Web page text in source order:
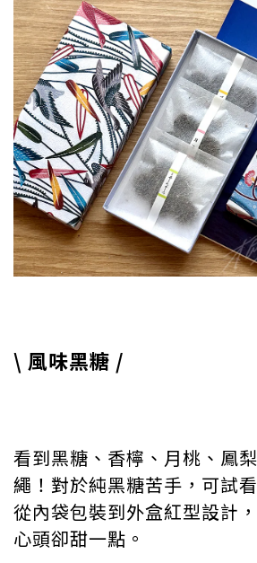
\ 風味黑糖 /
看到黑糖、香檸、月桃、鳳
繩！對於純黑糖苦手，可試
從內袋包裝到外盒紅型設計
心頭卻甜一點。